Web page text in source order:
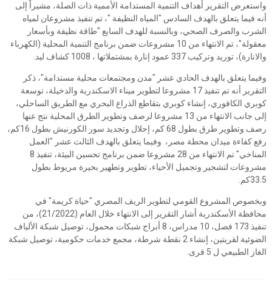
واستعرض التقرير أهداف التنمية المستدامة الأممية ذات الصلة، مشيراً إلى
أنه فيما يتعلق بالهدف السادس "المياه النظيفة "، تم تنفيذ مشروعان لمياه
الشرب والصرف الصحي، وبالنسبة للهدف السابع "طاقة نظيفة وبأسعار
معقولة"، تم الانتهاء من 10 مشروعات ضمن برنامج التنمية المحلية (الكهرباء
والانارة)، توريد وتركيب 337 عمود إنارة بمشتملاتها ، 1008 كشاف ليد.
وفيما يتعلق بالهدف الحادي عشر "مدن ومجتمعات محلية مستدامة"، ذكر
التقرير أنه تم تنفيذ 17 مشروعا لتطوير ميناء الاسكندرية والدخيلة، توسعة
كوبري الكافوري، إنشاء كوبري بتقاطع الذراع البحري مع الطريق الساحلي،
إلى جانب الانتهاء من 13 مشروعا لرصف وتطوير الطرق المحلية نتج عنها
رصف وتطوير طرق بطول 68 كم، إحلال وتجديد سور الكورنيش بطول 16كم،
رفع كفاءة ميدان محطة مصر، وفيما يتعلق بالهدف الثالث عشر "العمل
المناخي" تم الانتهاء من 28 مشروعا ضمن برنامج تحسين البيئة، تنفيذ 8
مشروعات لتشجير وتجميل الأحياء، تطوير وتطهير بحيرة مريوط بطول
33.5كم.
وبخصوص المشروع القومي لتطوير الريف المصري "حياة كريمة" في
محافظة الأسكندرية أشار التقرير إلى الانتهاء خلال العام (21/2022)، من
تنفيذ 173 فصل، 10 مدراس، 8 أبراج شبكات محمول، توصيل شبكة الألياف
الضوئية لقريتين، إنشاء 2 نقطة شرطة، مجمع خدمات حكومية، توصيل شبكة
الغاز الطبيعي ل 5 قرى.